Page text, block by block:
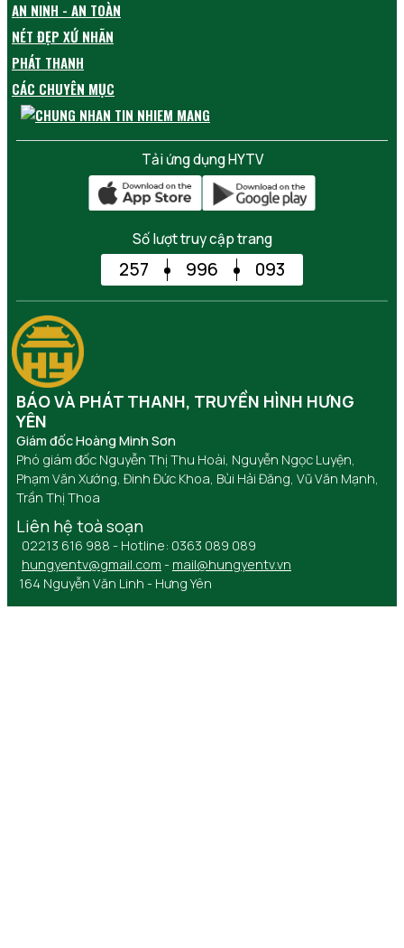
AN NINH - AN TOÀN
NÉT ĐẸP XỨ NHÃN
PHÁT THANH
CÁC CHUYÊN MỤC
Tải ứng dụng HYTV
Số lượt truy cập trang
257 996 093
BÁO VÀ PHÁT THANH, TRUYỀN HÌNH HƯNG
YÊN
Giám đốc Hoàng Minh Sơn
Phó giám đốc Nguyễn Thị Thu Hoài, Nguyễn Ngọc Luyện,
Phạm Văn Xướng, Đinh Đức Khoa, Bùi Hải Đăng, Vũ Văn Mạnh,
Trần Thị Thoa
Liên hệ toà soạn
02213 616 988 - Hotline: 0363 089 089
hungyentv@gmail.com - mail@hungyentv.vn
164 Nguyễn Văn Linh - Hưng Yên